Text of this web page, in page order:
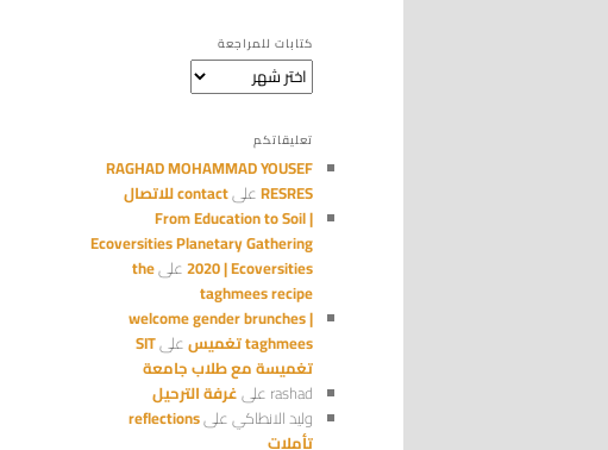
كتابات للمراجعة
كتابات
للمراجعة
تعليقاتكم
RAGHAD MOHAMMAD YOUSEF
RESRESعلىcontact للاتصال
From Education to Soil |
Ecoversities Planetary Gathering
2020 | Ecoversitiesعلىthe
taghmees recipe
welcome gender brunches |
taghmees تغميس
علىSIT
تغميسة مع طلاب جامعة
rashad علىغرفة الترحيل
وليد الانطاكيعلىreflections
تأملات